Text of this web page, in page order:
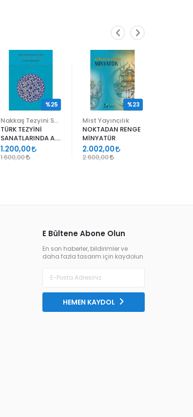
TÜRK TEZYİNİ
SANATLARINDA A.
SÜHEYL ÜNVER VE
YENİ TERKİPLERİ
1.200,00
1.600,00
%25
Mist Yayıncılık
NOKTADAN RENGE
MİNYATÜR
2.002,00
2.600,00
%23
E Bültene Abone Olun
En son haberler, bildirimler ve
daha fazla tasarım için kaydolun
HEMEN KAYDOL